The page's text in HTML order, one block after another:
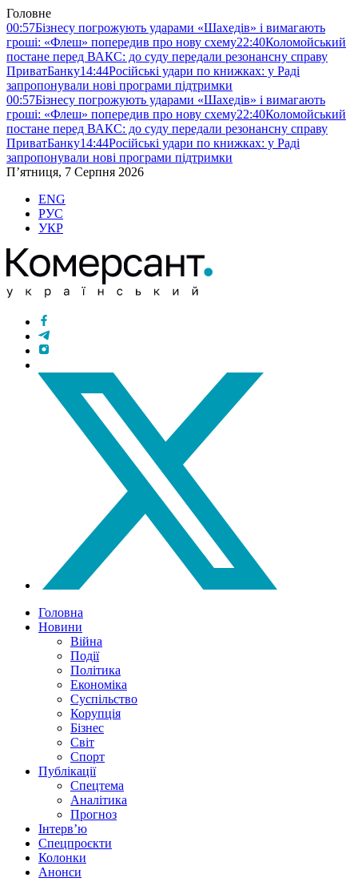
Головне
00:57Бізнесу погрожують ударами «Шахедів» і вимагають
гроші: «Флеш» попередив про нову схему22:40Коломойський
постане перед ВАКС: до суду передали резонансну справу
ПриватБанку14:44Російські удари по книжках: у Раді
запропонували нові програми підтримки
00:57Бізнесу погрожують ударами «Шахедів» і вимагають
гроші: «Флеш» попередив про нову схему22:40Коломойський
постане перед ВАКС: до суду передали резонансну справу
ПриватБанку14:44Російські удари по книжках: у Раді
запропонували нові програми підтримки
П’ятниця, 7 Серпня 2026
ENG
РУС
УКР
Головна
Новини
Війна
Події
Політика
Економіка
Суспільство
Корупція
Бізнес
Світ
Спорт
Публікації
Спецтема
Аналітика
Прогноз
Інтерв’ю
Спецпроєкти
Колонки
Анонси